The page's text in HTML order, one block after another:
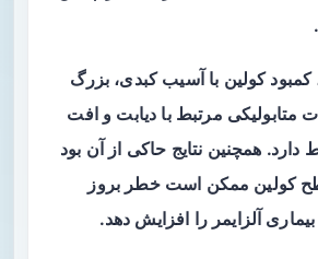
کمبود کولین با آسیب کبدی، بزرگ
متابولیکی مرتبط با دیابت و افت
دارد. همچنین نتایج حاکی از آن بود
کولین ممکن است خطر بروز
آلزایمر را افزایش دهد.